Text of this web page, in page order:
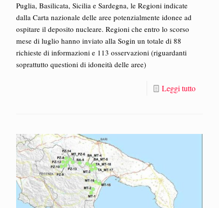
Puglia, Basilicata, Sicilia e Sardegna, le Regioni indicate
dalla Carta nazionale delle aree potenzialmente idonee ad
ospitare il deposito nucleare. Regioni che entro lo scorso
mese di luglio hanno inviato alla Sogin un totale di 88
richieste di informazioni e 113 osservazioni (riguardanti
soprattutto questioni di idoneità delle aree)
Leggi tutto